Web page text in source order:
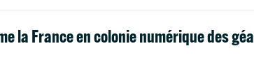
la France en colonie numérique des